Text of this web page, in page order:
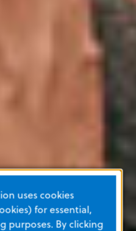
uses cookies
for essential,
purposes. By clicking